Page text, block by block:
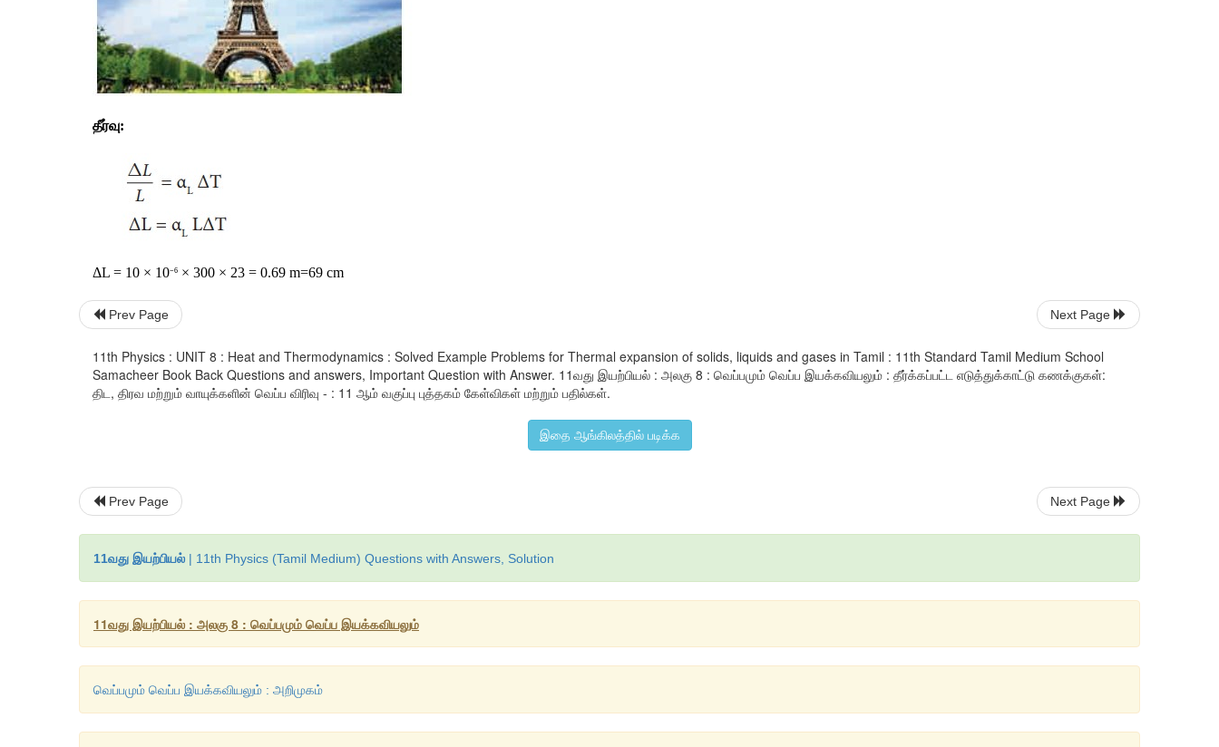
தீர்வு:
ΔL = 10 × 10−6 × 300 × 23 = 0.69 m=69 cm
Prev Page Next Page
11th Physics : UNIT 8 : Heat and Thermodynamics : Solved Example Problems for Thermal expansion of solids, liquids and gases in Tamil : 11th Standard Tamil Medium School
Samacheer Book Back Questions and answers, Important Question with Answer. 11வது இயற்பியல் : அலகு 8 : வெப்பமும் வெப்ப இயக்கவியலும் : தீர்க்கப்பட்ட எடுத்துக்காட்டு கணக்குகள்:
திட, திரவ மற்றும் வாயுக்களின் வெப்ப விரிவு - : 11 ஆம் வகுப்பு புத்தகம் கேள்விகள் மற்றும் பதில்கள்.
இதை ஆங்கிலத்தில் படிக்க
Prev Page Next Page
11வது இயற்பியல் | 11th Physics (Tamil Medium) Questions with Answers, Solution
11வது இயற்பியல் : அலகு 8 : வெப்பமும் வெப்ப இயக்கவியலும்
வெப்பமும் வெப்ப இயக்கவியலும் : அறிமுகம்